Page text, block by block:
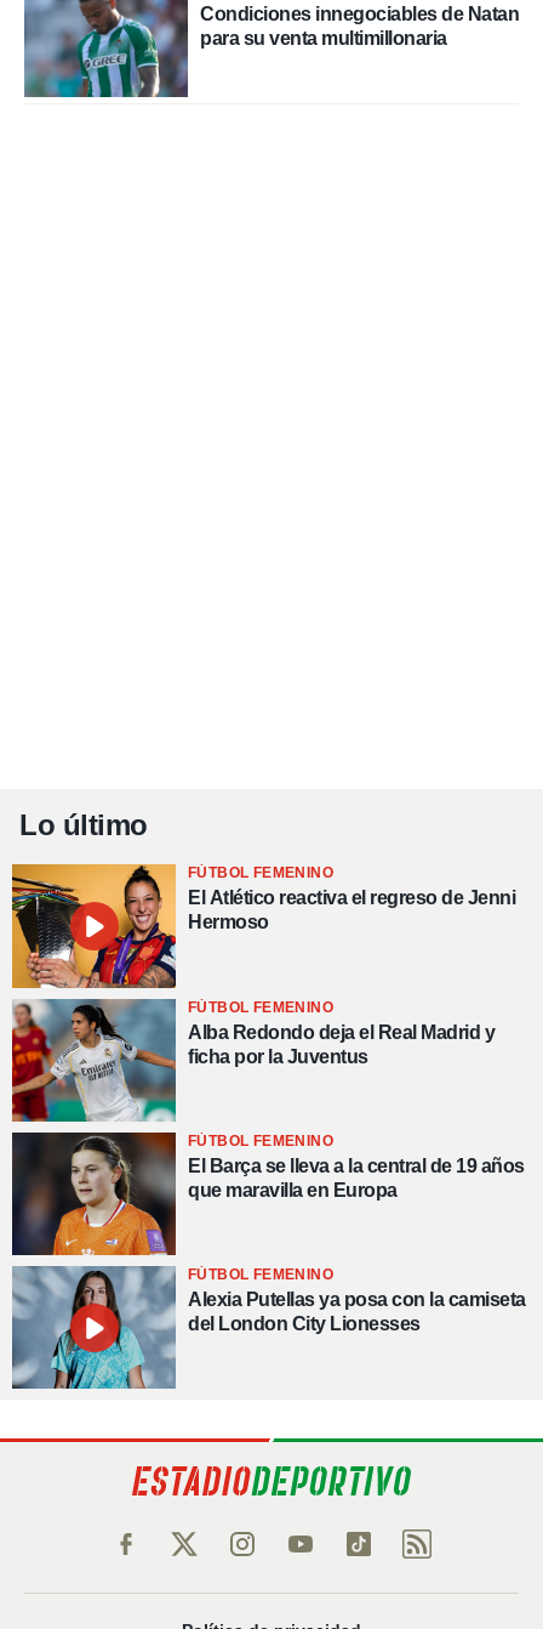
Condiciones innegociables de Natan
para su venta multimillonaria
Lo último
FÚTBOL FEMENINO
El Atlético reactiva el regreso de Jenni
Hermoso
FÚTBOL FEMENINO
Alba Redondo deja el Real Madrid y
ficha por la Juventus
FÚTBOL FEMENINO
El Barça se lleva a la central de 19 años
que maravilla en Europa
FÚTBOL FEMENINO
Alexia Putellas ya posa con la camiseta
del London City Lionesses